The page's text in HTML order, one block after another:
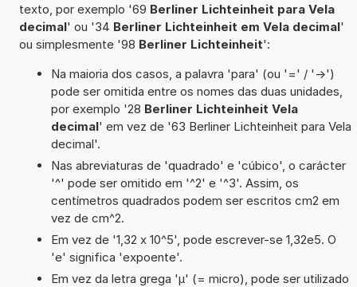
texto, por exemplo '69 Berliner Lichteinheit para Vela
decimal' ou '34 Berliner Lichteinheit em Vela decimal'
ou simplesmente '98 Berliner Lichteinheit':
Na maioria dos casos, a palavra 'para' (ou '=' / '->')
pode ser omitida entre os nomes das duas unidades,
por exemplo '28 Berliner Lichteinheit Vela
decimal' em vez de '63 Berliner Lichteinheit para Vela
decimal'.
Nas abreviaturas de 'quadrado' e 'cúbico', o carácter
'^' pode ser omitido em '^2' e '^3'. Assim, os
centímetros quadrados podem ser escritos cm2 em
vez de cm^2.
Em vez de '1,32 x 10^5', pode escrever-se 1,32e5. O
'e' significa 'expoente'.
Em vez da letra grega 'µ' (= micro), pode ser utilizado